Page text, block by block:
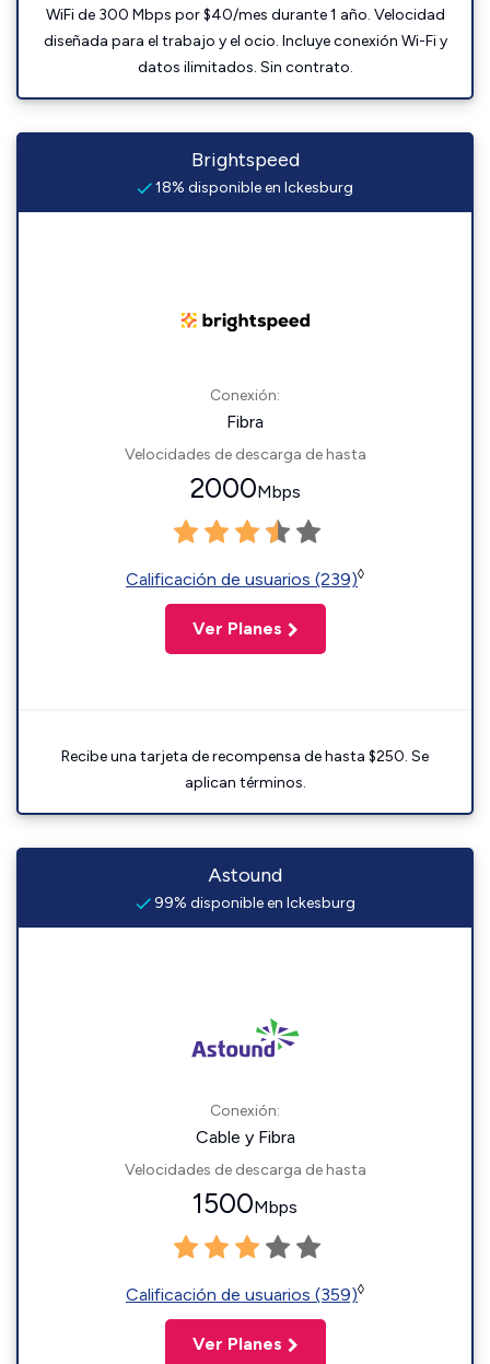
WiFi de 300 Mbps por $40/mes durante 1 año. Velocidad
diseñada para el trabajo y el ocio. Incluye conexión Wi-Fi y
datos ilimitados. Sin contrato.
Brightspeed
18% disponible en Ickesburg
Conexión:
Fibra
Velocidades de descarga de hasta
2000Mbps
Calificación de usuarios (239)◊
Ver Planes
Recibe una tarjeta de recompensa de hasta $250. Se
aplican términos.
Astound
99% disponible en Ickesburg
Conexión:
Cable y Fibra
Velocidades de descarga de hasta
1500Mbps
Calificación de usuarios (359)◊
Ver Planes